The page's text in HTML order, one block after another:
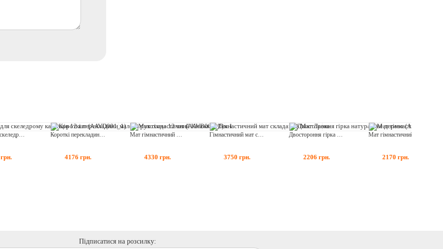
грн. 4176 грн. 4330 грн.
Гімнастичний мат складаний Мат Лавка
3750 грн. 2206 грн. 2170 грн.
Підписатися на розсилку: